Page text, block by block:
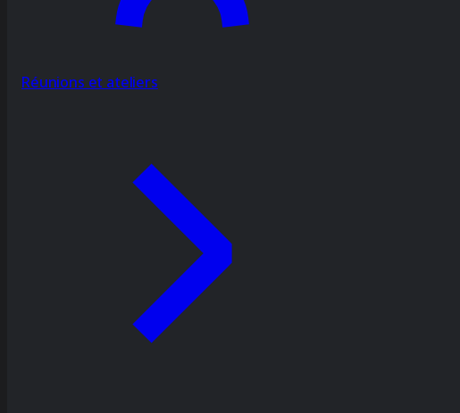
Réunions et ateliers